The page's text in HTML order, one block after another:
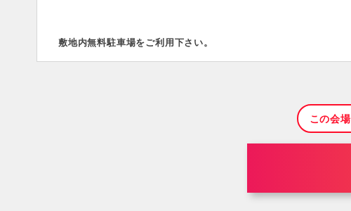
敷地内無料駐車場をご利用下さい。
この会